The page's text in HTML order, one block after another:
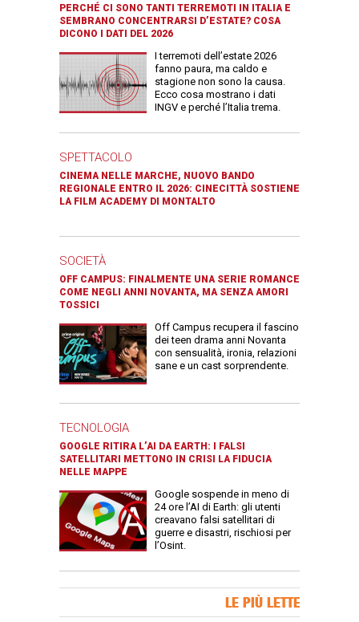
PERCHÉ CI SONO TANTI TERREMOTI IN ITALIA E
SEMBRANO CONCENTRARSI D’ESTATE? COSA
DICONO I DATI DEL 2026
I terremoti dell’estate 2026
fanno paura, ma caldo e
stagione non sono la causa.
Ecco cosa mostrano i dati
INGV e perché l’Italia trema.
SPETTACOLO
CINEMA NELLE MARCHE, NUOVO BANDO
REGIONALE ENTRO IL 2026: CINECITTÀ SOSTIENE
LA FILM ACADEMY DI MONTALTO
SOCIETÀ
OFF CAMPUS: FINALMENTE UNA SERIE ROMANCE
COME NEGLI ANNI NOVANTA, MA SENZA AMORI
TOSSICI
Off Campus recupera il fascino
dei teen drama anni Novanta
con sensualità, ironia, relazioni
sane e un cast sorprendente.
TECNOLOGIA
GOOGLE RITIRA L’AI DA EARTH: I FALSI
SATELLITARI METTONO IN CRISI LA FIDUCIA
NELLE MAPPE
Google sospende in meno di
24 ore l’AI di Earth: gli utenti
creavano falsi satellitari di
guerre e disastri, rischiosi per
l’Osint.
LE PIÙ LETTE